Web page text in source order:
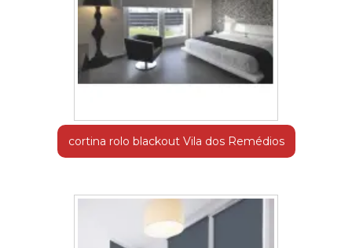
cortina rolo blackout Vila dos Remédios